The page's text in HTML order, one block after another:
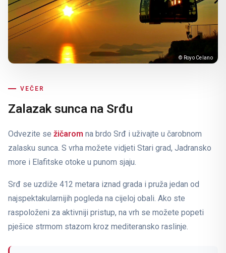
VEČER
Zalazak sunca na Srđu
Odvezite se žičarom na brdo Srđ i uživajte u čarobnom
zalasku sunca. S vrha možete vidjeti Stari grad, Jadransko
more i Elafitske otoke u punom sjaju.
Srđ se uzdiže 412 metara iznad grada i pruža jedan od
najspektakularnijih pogleda na cijeloj obali. Ako ste
raspoloženi za aktivniji pristup, na vrh se možete popeti
pješice strmom stazom kroz mediteransko raslinje.
© Royo Celano